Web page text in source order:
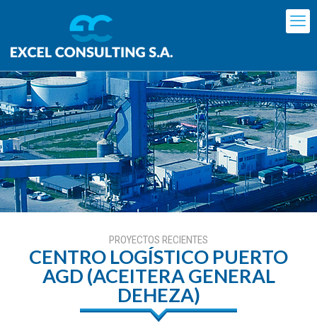
CENTRO LOGÍSTICO PUERTO
AGD (ACEITERA GENERAL
DEHEZA)